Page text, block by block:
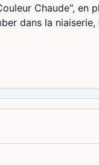
Chaude",
dans la niaiserie,